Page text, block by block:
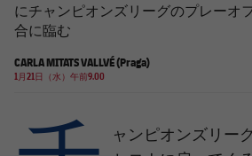
結果
順位表
スケジュール
チケット
結果
PLUSICON
LABEL.ARIA.PLUS
スケジュール
にチャンピオンズリーグのプレーオ
合に臨む
CARLA MITATS VALLVÉ (Praga)
1月21日（水）午前9.00
ャンピオンズリー